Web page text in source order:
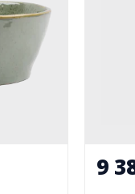
9